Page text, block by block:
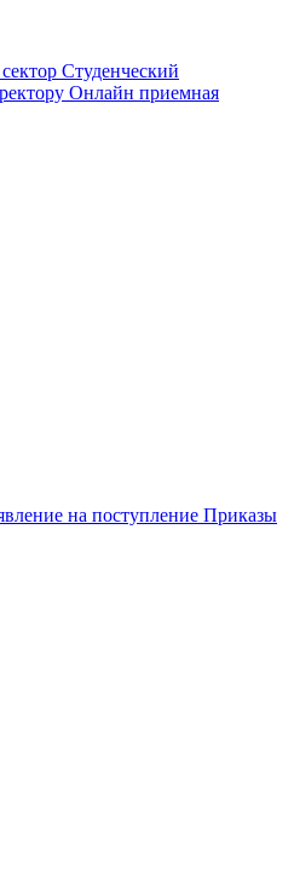
Студенческий
Онлайн приемная
на поступление Приказы